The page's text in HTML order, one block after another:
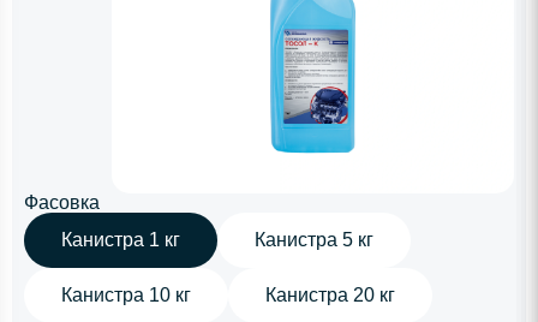
Фасовка
Канистра 1 кг
Канистра 5 кг
Канистра 10 кг Канистра 20 кг